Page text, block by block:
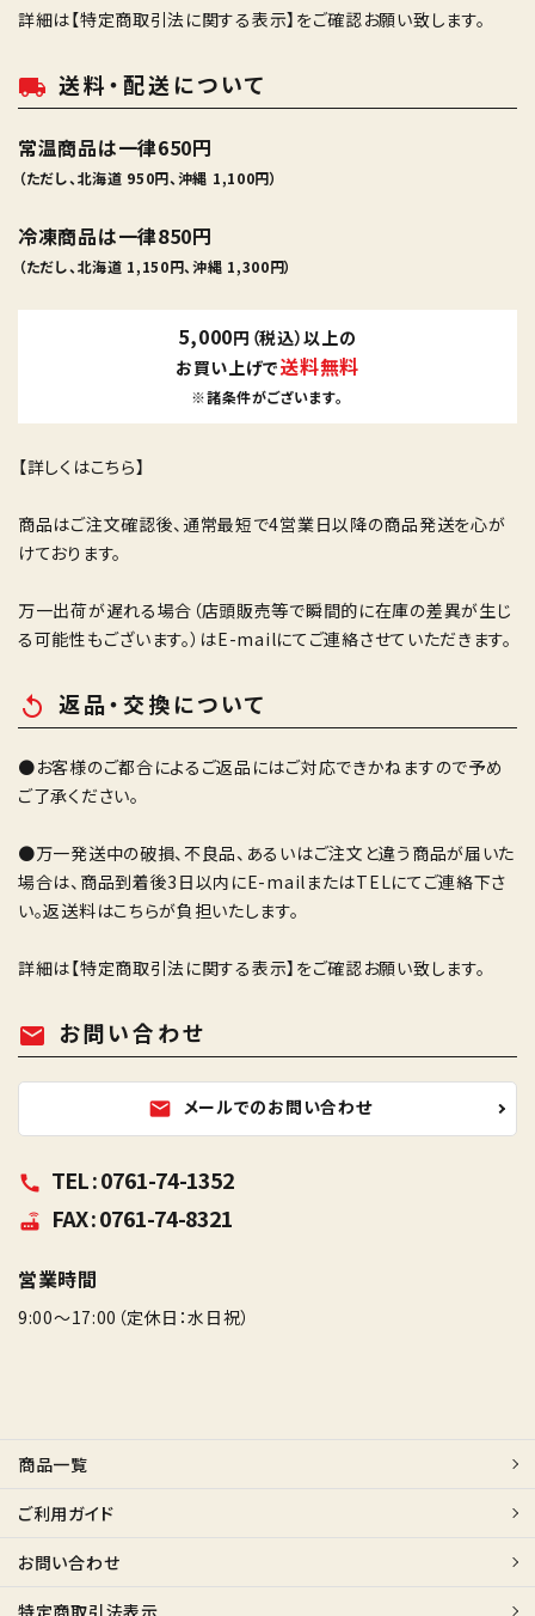
詳細は【特定商取引法に関する表示】 をご確認お願い致します。
local_shipping 送料・配送について
常温商品は一律650円
（ただし、北海道 950円、沖縄 1,100円）
冷凍商品は一律850円
（ただし、北海道 1,150円、沖縄 1,300円）
5,000円（税込）以上の
お買い上げで送料無料
※諸条件がございます。
【詳しくはこちら】
商品はご注文確認後、通常最短で4営業日以降の商品発送を心が
けております。
万一出荷が遅れる場合（店頭販売等で瞬間的に在庫の差異が生じ
る可能性もございます。）はE-mailにてご連絡させていただきます。
replay 返品・交換について
●お客様のご都合によるご返品にはご対応できかねますので予め
ご了承ください。
●万一発送中の破損、不良品、あるいはご注文と違う商品が届いた
場合は、商品到着後3日以内にE-mailまたはTELにてご連絡下さ
い。返送料はこちらが負担いたします。
詳細は【特定商取引法に関する表示】 をご確認お願い致します。
mail お問い合わせ
mail メールでのお問い合わせ
call TEL : 0761-74-1352
router FAX : 0761-74-8321
営業時間
9:00～17:00（定休日：水日祝）
商品一覧
ご利用ガイド
お問い合わせ